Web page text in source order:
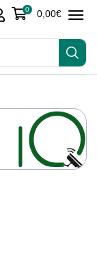
0 0,00€